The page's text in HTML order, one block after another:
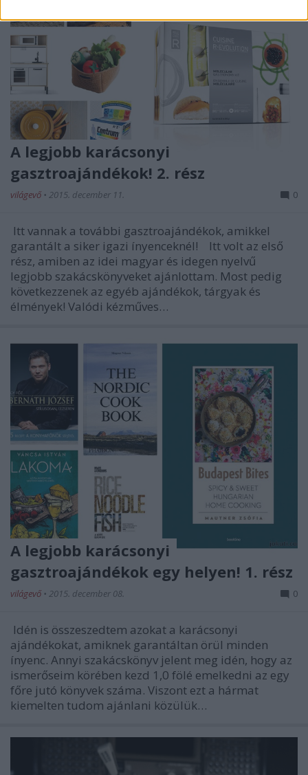
A legjobb karácsonyi
gasztroajándékok! 2. rész
világevő • 2015. december 11. 0
Itt vannak a további gasztroajándékok, amikkel
garantált a siker igazi ínyenceknél! Itt volt az első
rész, amiben az idei magyar és idegen nyelvű
legjobb szakácskönyveket ajánlottam. Most pedig
következzenek az egyéb ajándékok, tárgyak és
élmények! Valódi kézműves…
A legjobb karácsonyi
gasztroajándékok egy helyen! 1. rész
világevő • 2015. december 08. 0
Idén is összeszedtem azokat a karácsonyi
ajándékokat, amiknek garantáltan örül minden
ínyenc. Annyi szakácskönyv jelent meg idén, hogy az
ismerőseim körében kezd 1,0 fölé emelkedni az egy
főre jutó könyvek száma. Viszont ezt a hármat
kiemelten tudom ajánlani közülük…